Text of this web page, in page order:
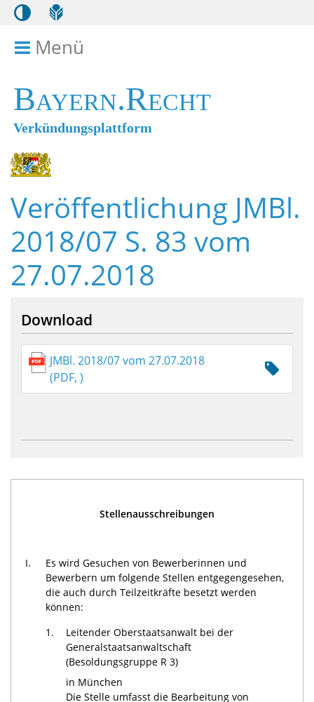
Menü
Bayern.Recht
Verkündungsplattform
Veröffentlichung JMBl.
2018/07 S. 83 vom
27.07.2018
Download
JMBl. 2018/07 vom 27.07.2018
(PDF, )
Stellenausschreibungen
I.
Es wird Gesuchen von Bewerberinnen und
Bewerbern um folgende Stellen entgegengesehen,
die auch durch Teilzeitkräfte besetzt werden
können:
1.
Leitender Oberstaatsanwalt bei der
Generalstaatsanwaltschaft
(Besoldungsgruppe R 3)
in München
Die Stelle umfasst die Bearbeitung von